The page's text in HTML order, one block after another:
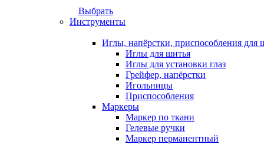
Выбрать
Инструменты
Иглы, напёрстки, приспособления для
Иглы для шитья
Иглы для установки глаз
Грейфер, напёрстки
Игольницы
Приспособления
Маркеры
Маркер по ткани
Гелевые ручки
Маркер перманентный